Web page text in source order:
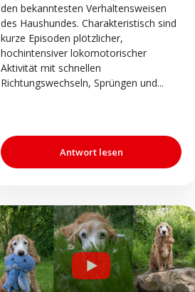
den bekanntesten Verhaltensweisen
des Haushundes. Charakteristisch sind
kurze Episoden plötzlicher,
hochintensiver lokomotorischer
Aktivität mit schnellen
Richtungswechseln, Sprüngen und...
Antwort lesen